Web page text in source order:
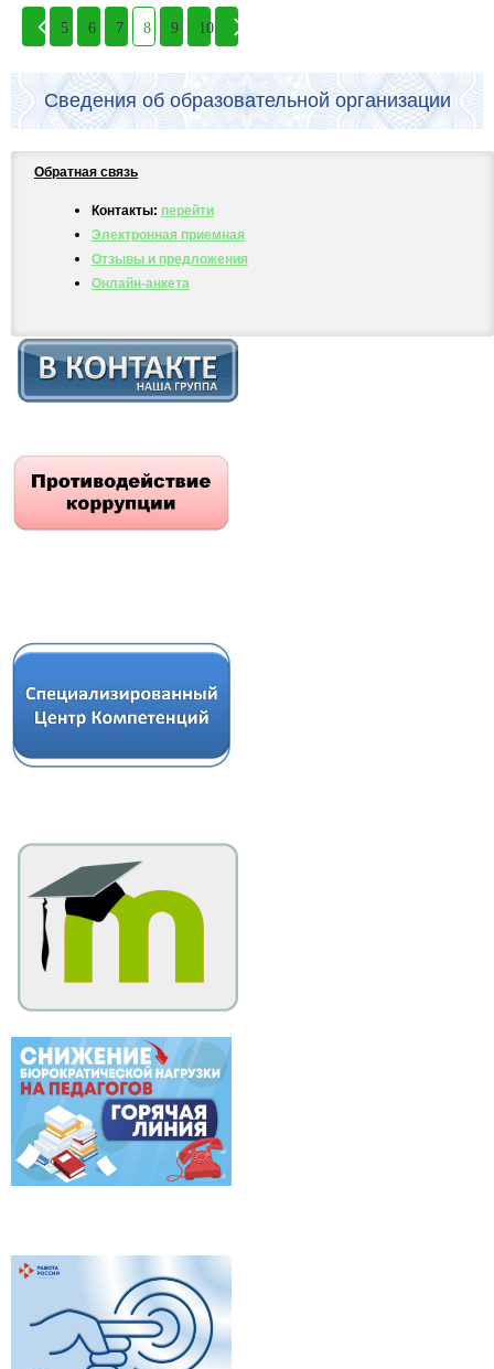
5 6 7 8 9 10
Сведения об образовательной организации
Обратная связь
Контакты: перейти
Электронная приемная
Отзывы и предложения
Онлайн-анкета